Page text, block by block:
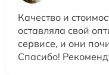
Качество и
оставляла свой
сервисе, и они
Спасибо!